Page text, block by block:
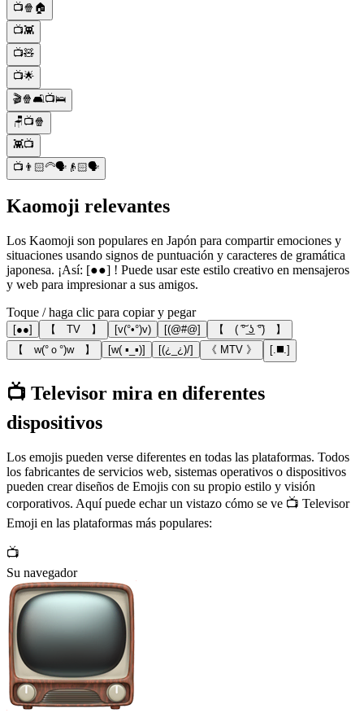
📺🍿🏠
📺👾
📺🧸
📺🌟
🎬🍿🛋️📺🛌
🪑📺🍿
👾📺
📺👨🏻‍🦳🗣👴🏻🗣
Kaomoji relevantes
Los Kaomoji son populares en Japón para compartir emociones y
situaciones usando signos de puntuación y caracteres de gramática
japonesa. ¡Así: [●●] ! Puede usar este estilo creativo en mensajeros
y web para impresionar a sus amigos.
Toque / haga clic para copiar y pegar
[●●] 【 TV 】 [v(°•°)v) [(@#@]
【 ( ͠° ͟ʖ ͡°) 】
【 w(°ｏ°)w 】
[w( ▪_▪)] [(¿_¿)/] 《 MTV 》 [.◼️.]
📺 Televisor mira en diferentes
dispositivos
Los emojis pueden verse diferentes en todas las plataformas. Todos
los fabricantes de servicios web, sistemas operativos o dispositivos
pueden crear diseños de Emojis con su propio estilo y visión
corporativos. Aquí puede echar un vistazo cómo se ve 📺 Televisor
Emoji en las plataformas más populares:
📺
Su navegador